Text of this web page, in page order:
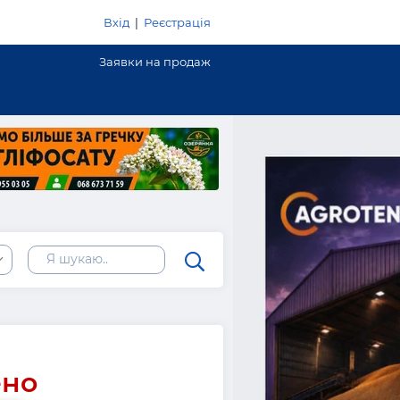
Вхід | Реєстрація
Заявки на продаж